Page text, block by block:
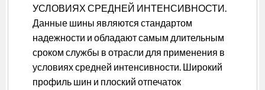
УСЛОВИЯХ СРЕДНЕЙ ИНТЕНСИВНОСТИ.
Данные шины являются стандартом
надежности и обладают самым длительным
сроком службы в отрасли для применения в
условиях средней интенсивности. Широкий
профиль шин и плоский отпечаток